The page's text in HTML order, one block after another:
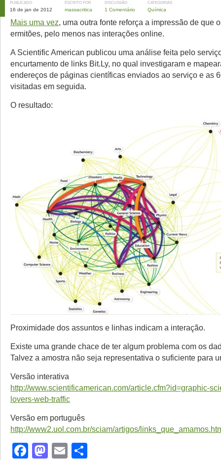
PUBLICADO
16 de jan de 2012
ESCRITO POR
massacritica
DISCUSSÃO
1 Comentário
CATEGORIAS
Química
Mais uma vez, uma outra fonte reforça a impressão de que
ermitões, pelo menos nas interações online.
A Scientific American publicou uma análise feita pelo
encurtamento de links Bit.Ly, no qual investigaram e
endereços de páginas científicas enviados ao serviço e as
visitadas em seguida.
O resultado:
Proximidade dos assuntos e linhas indicam a interação.
Existe uma grande chace de ter algum problema com os
Talvez a amostra não seja representativa o suficiente para
Versão interativa
http://www.scientificamerican.com/article.cfm?id=graphic-
lovers-web-traffic
Versão em português
http://www2.uol.com.br/sciam/artigos/
Facebook
Mastodon
Email